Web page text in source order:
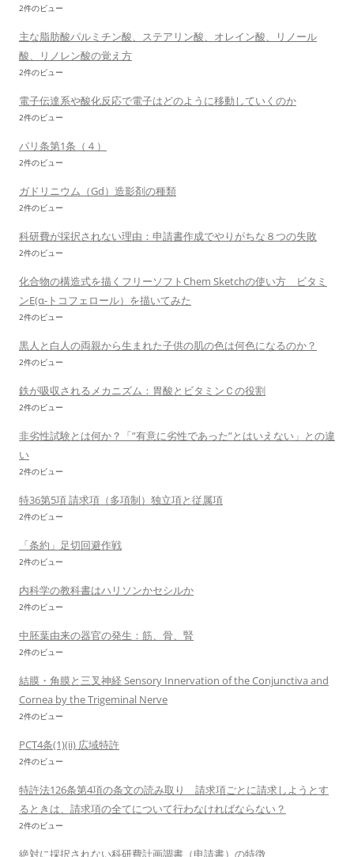
2件のビュー
主な脂肪酸パルミチン酸、ステアリン酸、オレイン酸、リノール
酸、リノレン酸の覚え方
2件のビュー
電子伝達系や酸化反応で電子はどのように移動していくのか
2件のビュー
パリ条第1条（４）
2件のビュー
ガドリニウム（Gd）造影剤の種類
2件のビュー
科研費が採択されない理由：申請書作成でやりがちな８つの失敗
2件のビュー
化合物の構造式を描くフリーソフトChem Sketchの使い方 ビタミ
ンE(α-トコフェロール）を描いてみた
2件のビュー
黒人と白人の両親から生まれた子供の肌の色は何色になるのか？
2件のビュー
鉄が吸収されるメカニズム：胃酸とビタミンＣの役割
2件のビュー
非劣性試験とは何か？「”有意に劣性であった”とはいえない」との違
い
2件のビュー
特36第5項 請求項（多項制）独立項と従属項
2件のビュー
「条約」足切回避作戦
2件のビュー
内科学の教科書はハリソンかセシルか
2件のビュー
中胚葉由来の器官の発生：筋、骨、腎
2件のビュー
結膜・角膜と三叉神経 Sensory Innervation of the Conjunctiva and
Cornea by the Trigeminal Nerve
2件のビュー
PCT4条(1)(ii) 広域特許
2件のビュー
特許法126条第4項の条文の読み取り 請求項ごとに請求しようとす
るときは、請求項の全てについて行わなければならない？
2件のビュー
絶対に採択されない科研費計画調書（申請書）の特徴